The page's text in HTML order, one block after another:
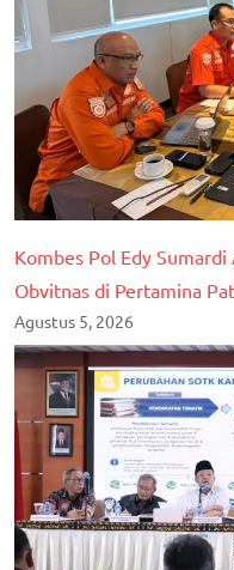
Kombes Pol Edy
Obvitnas di Pertamina
Agustus 5, 2026